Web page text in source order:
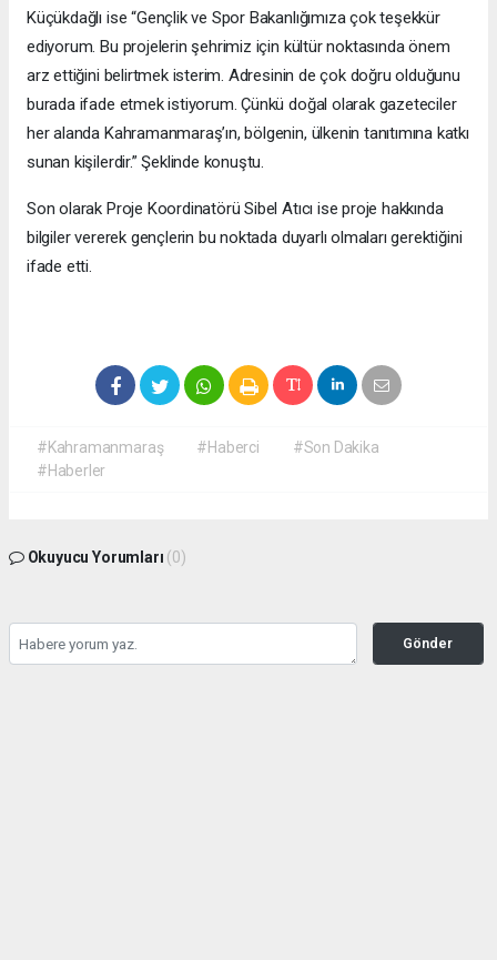
Küçükdağlı ise “Gençlik ve Spor Bakanlığımıza çok teşekkür
ediyorum. Bu projelerin şehrimiz için kültür noktasında önem
arz ettiğini belirtmek isterim. Adresinin de çok doğru olduğunu
burada ifade etmek istiyorum. Çünkü doğal olarak gazeteciler
her alanda Kahramanmaraş’ın, bölgenin, ülkenin tanıtımına katkı
sunan kişilerdir.” Şeklinde konuştu.
Son olarak Proje Koordinatörü Sibel Atıcı ise proje hakkında
bilgiler vererek gençlerin bu noktada duyarlı olmaları gerektiğini
ifade etti.
#Kahramanmaraş #Haberci
#Son Dakika
#Haberler
Okuyucu Yorumları (0)
Gönder